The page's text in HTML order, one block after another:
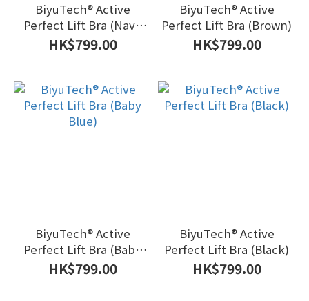
BiyuTech®️ Active
Perfect Lift Bra (Navy
Blue)
HK$799.00
BiyuTech®️ Active
Perfect Lift Bra (Brown)
HK$799.00
BiyuTech®️ Active
Perfect Lift Bra (Baby
Blue)
HK$799.00
BiyuTech®️ Active
Perfect Lift Bra (Black)
HK$799.00